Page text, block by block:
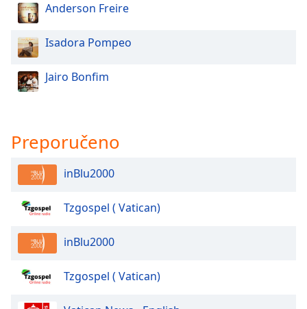
Opacity
Caption
Area
Background
Opacity
Text
Edge
Anderson Freire
Isadora Pompeo
Jairo Bonfim
Preporučeno
inBlu2000
Tzgospel ( Vatican)
inBlu2000
Tzgospel ( Vatican)